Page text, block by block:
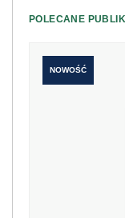
POLECANE
NOWOŚĆ